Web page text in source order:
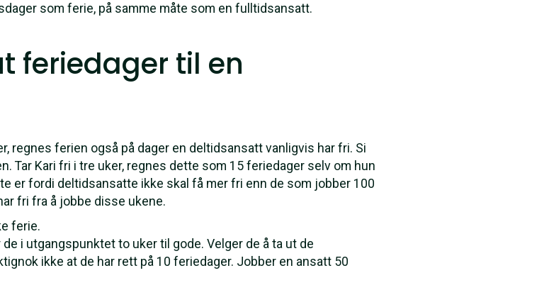
som ferie, på samme måte som en fulltidsansatt.
feriedager til en
regnes ferien også på dager en deltidsansatt vanligvis har fri. Si
Tar Kari fri i tre uker, regnes dette som 15 feriedager selv om hun
er fordi deltidsansatte ikke skal få mer fri enn de som jobber 100
fri fra å jobbe disse ukene.
ferie.
i utgangspunktet to uker til gode. Velger de å ta ut de
ikke at de har rett på 10 feriedager. Jobber en ansatt 50